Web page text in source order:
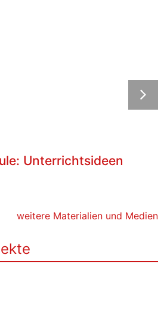
Unterrichtsideen
weitere Materialien und Medien